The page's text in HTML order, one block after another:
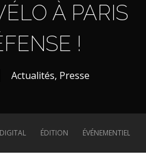
À PARIS
!
Actualités, Presse
DIGITAL ÉDITION ÉVÉNEMENTIEL